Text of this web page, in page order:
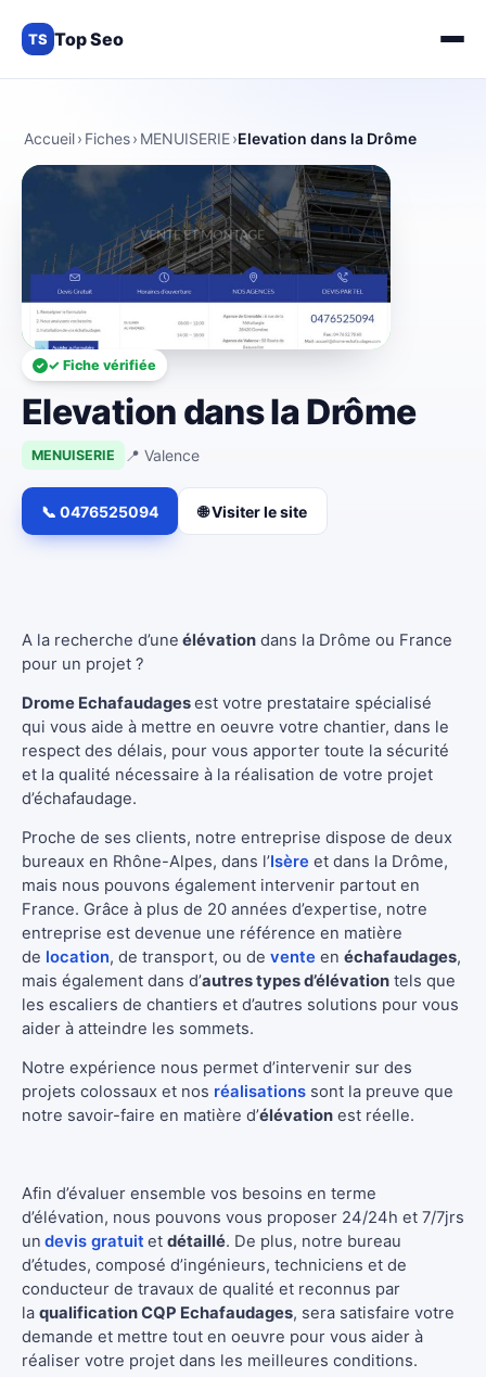
TS Top Seo
Accueil› Fiches› MENUISERIE›Elevation dans la Drôme
✓ Fiche vérifiée
Elevation dans la Drôme
MENUISERIE 📍 Valence
📞 0476525094 🌐 Visiter le site
A la recherche d’une élévation dans la Drôme ou France
pour un projet ?
Drome Echafaudagesest votre prestataire spécialisé
qui vous aide à mettre en oeuvre votre chantier, dans le
respect des délais, pour vous apporter toute la sécurité
et la qualité nécessaire à la réalisation de votre projet
d’échafaudage.
Proche de ses clients, notre entreprise dispose de deux
bureaux en Rhône-Alpes, dans l’Isère et dans la Drôme,
mais nous pouvons également intervenir partout en
France. Grâce à plus de 20 années d’expertise, notre
entreprise est devenue une référence en matière
de location, de transport, ou de vente en échafaudages,
mais également dans d’autres types d’élévation tels que
les escaliers de chantiers et d’autres solutions pour vous
aider à atteindre les sommets.
Notre expérience nous permet d’intervenir sur des
projets colossaux et nos réalisations sont la preuve que
notre savoir-faire en matière d’élévation est réelle.
Afin d’évaluer ensemble vos besoins en terme
d’élévation, nous pouvons vous proposer 24/24h et 7/7jrs
un devis gratuit et détaillé. De plus, notre bureau
d’études, composé d’ingénieurs, techniciens et de
conducteur de travaux de qualité et reconnus par
la qualification CQP Echafaudages, sera satisfaire votre
demande et mettre tout en oeuvre pour vous aider à
réaliser votre projet dans les meilleures conditions.